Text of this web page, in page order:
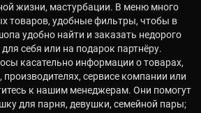
жизни, мастурбации. В меню много
товаров, удобные фильтры, чтобы в
удобно найти и заказать недорого
себя или на подарок партнёру.
касательно информации о товарах,
производителях, сервисе компании или
к нашим менеджерам. Они помогут
для парня, девушки, семейной пары;